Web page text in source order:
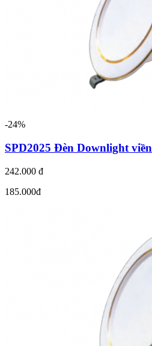
-24%
SPD2025 Đèn Downlight
242.000 đ
185.000đ